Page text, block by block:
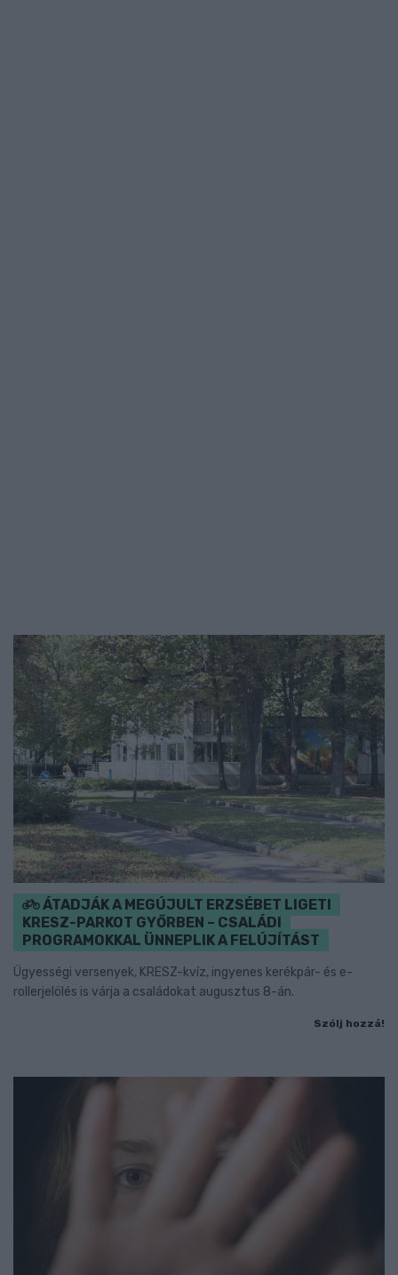
ÁTADJÁK A MEGÚJULT ERZSÉBET LIGETI
KRESZ-PARKOT GYŐRBEN – CSALÁDI
PROGRAMOKKAL ÜNNEPLIK A FELÚJÍTÁST
Ügyességi versenyek, KRESZ-kvíz, ingyenes kerékpár- és e-
rollerjelölés is várja a családokat augusztus 8-án.
Szólj hozzá!